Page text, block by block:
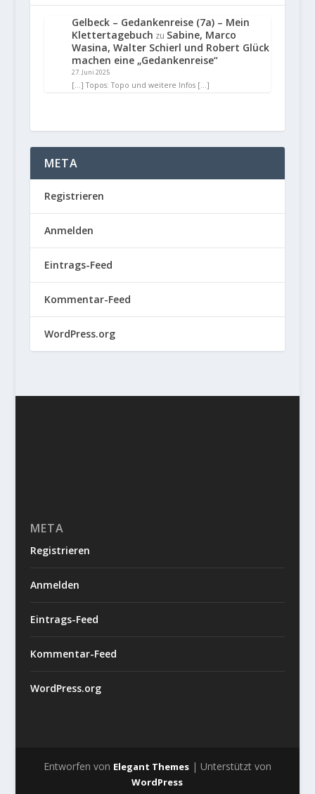
Gelbeck – Gedankenreise (7a) – Mein
Klettertagebuch zu Sabine, Marco
Wasina, Walter Schierl und Robert Glück
machen eine „Gedankenreise“
27. Juni 2025
[…] Topos: Topo und weitere Infos […]
META
Registrieren
Anmelden
Eintrags-Feed
Kommentar-Feed
WordPress.org
META
Registrieren
Anmelden
Eintrags-Feed
Kommentar-Feed
WordPress.org
Entworfen von Elegant Themes| Unterstützt von
WordPress